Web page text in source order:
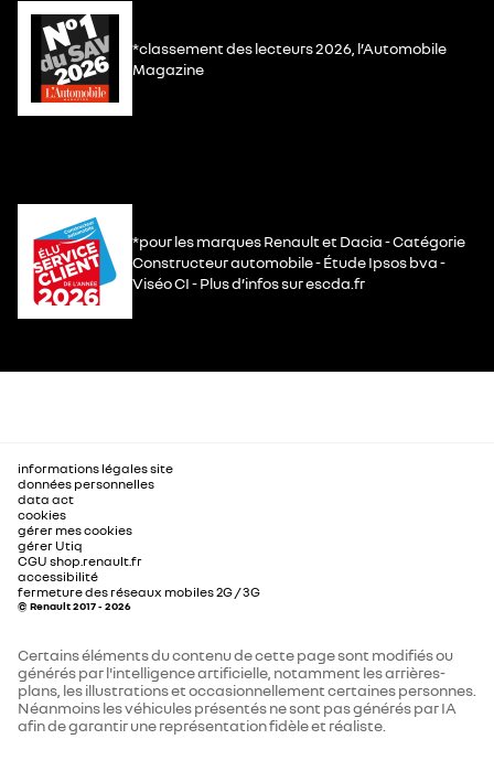
*classement des lecteurs 2026, l’Automobile
Magazine
*pour les marques Renault et Dacia - Catégorie
Constructeur automobile - Étude Ipsos bva -
Viséo CI - Plus d’infos sur escda.fr
informations légales site
données personnelles
data act
cookies
gérer mes cookies
gérer Utiq
CGU shop.renault.fr
accessibilité
fermeture des réseaux mobiles 2G / 3G
© Renault 2017 - 2026
Certains éléments du contenu de cette page sont modifiés ou
générés par l'intelligence artificielle, notamment les arrières-
plans, les illustrations et occasionnellement certaines personnes.
Néanmoins les véhicules présentés ne sont pas générés par IA
afin de garantir une représentation fidèle et réaliste.